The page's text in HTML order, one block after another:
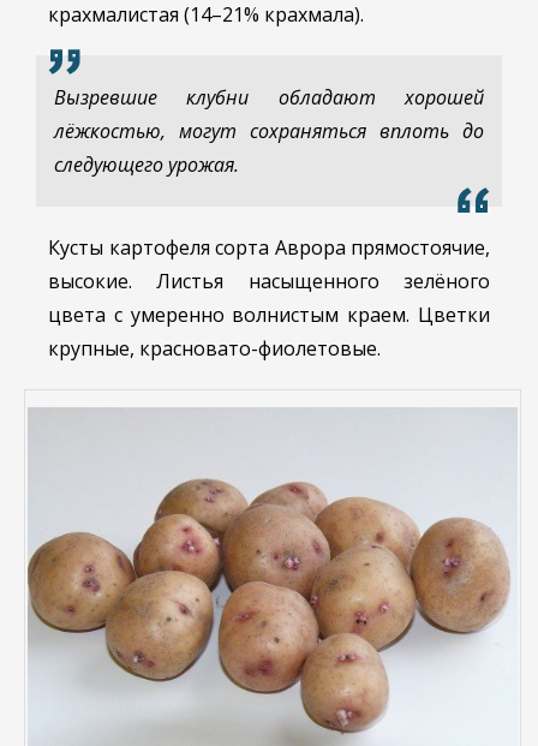
крахмалистая (14–21% крахмала).
Вызревшие клубни обладают хорошей
лёжкостью, могут сохраняться вплоть до
следующего урожая.
Кусты картофеля сорта Аврора прямостоячие,
высокие. Листья насыщенного зелёного
цвета с умеренно волнистым краем. Цветки
крупные, красновато-фиолетовые.